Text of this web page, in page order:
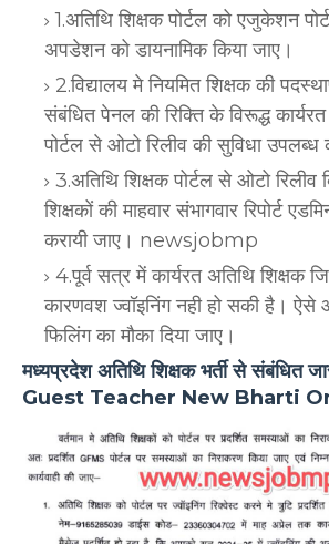
1.अतिथि शिक्षक पोर्टल को एजुकेशन
अपडेशन को डायनामिक किया जाए।
2.विद्यालय मे नियमित शिक्षक की
संबंधित पेनल की रिक्ति के विरूद्ध
पोर्टल से ओटो रिलीव की सुविधा उपलब्ध
3.अतिथि शिक्षक पोर्टल से ओटो रिलीव
शिक्षकों की माहवार संभागवार रिपोर्ट
करायी जाए। newsjobmp
4.पूर्व सत्र में कार्यरत अतिथि शिक्षक
कारणवश ज्वॉइनिंग नही हो सकी है। ऐसे
फिलिंग का मौका दिया जाए।
मध्यप्रदेश अतिथि शिक्षक भर्ती से संबंधित
Guest Teacher New Bharti